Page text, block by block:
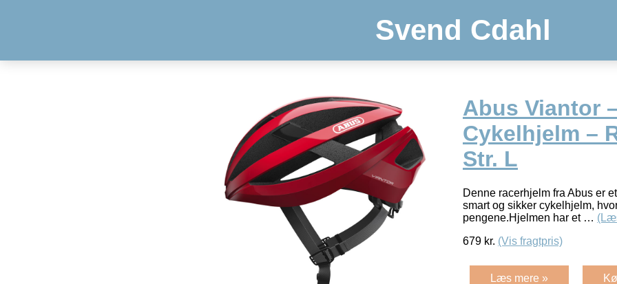
Svend Cdahl
Abus Viantor
Cykelhjelm –
Str. L
Denne racerhjelm fra Abus er
smart og sikker cykelhjelm,
pengene.Hjelmen har et …
679 kr. (Vis fragtpris)
Læs mere »